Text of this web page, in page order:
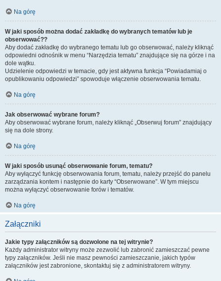
Na górę
W jaki sposób można dodać zakładkę do wybranych tematów lub je
obserwować??
Aby dodać zakładkę do wybranego tematu lub go obserwować, należy kliknąć
odpowiedni odnośnik w menu “Narzędzia tematu” znajdujące się na górze i na
dole wątku.
Udzielenie odpowiedzi w temacie, gdy jest aktywna funkcja “Powiadamiaj o
opublikowaniu odpowiedzi” spowoduje włączenie obserwowania tematu.
Na górę
Jak obserwować wybrane forum?
Aby obserwować wybrane forum, należy kliknąć „Obserwuj forum” znajdujący
się na dole strony.
Na górę
W jaki sposób usunąć obserwowanie forum, tematu?
Aby wyłączyć funkcję obserwowania forum, tematu, należy przejść do panelu
zarządzania kontem i następnie do karty “Obserwowane”. W tym miejscu
można wyłączyć obserwowanie forów i tematów.
Na górę
Załączniki
Jakie typy załączników są dozwolone na tej witrynie?
Każdy administrator witryny może zezwolić lub zabronić zamieszczać pewne
typy załączników. Jeśli nie masz pewności zamieszczanie, jakich typów
załączników jest zabronione, skontaktuj się z administratorem witryny.